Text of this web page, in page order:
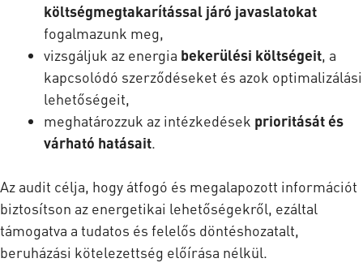
költségmegtakarítással járó javaslatokat
fogalmazunk meg,
vizsgáljuk az energia bekerülési költségeit, a
kapcsolódó szerződéseket és azok optimalizálási
lehetőségeit,
meghatározzuk az intézkedések prioritását és
várható hatásait.
Az audit célja, hogy átfogó és megalapozott információt
biztosítson az energetikai lehetőségekről, ezáltal
támogatva a tudatos és felelős döntéshozatalt,
beruházási kötelezettség előírása nélkül.